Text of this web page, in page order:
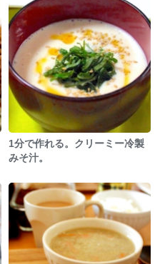
1分で作れる。クリーミー冷製
みそ汁。